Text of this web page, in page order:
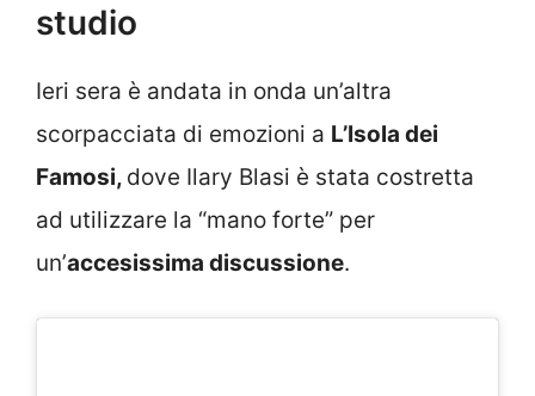
studio
Ieri sera è andata in onda un’altra
scorpacciata di emozioni a L’Isola dei
Famosi, dove Ilary Blasi è stata costretta
ad utilizzare la “mano forte” per
un’accesissima discussione.